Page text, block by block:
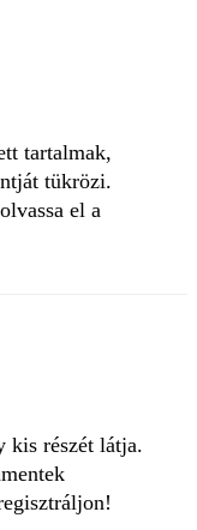
tartalmak,
tükrözi.
el a
kis részét látja.